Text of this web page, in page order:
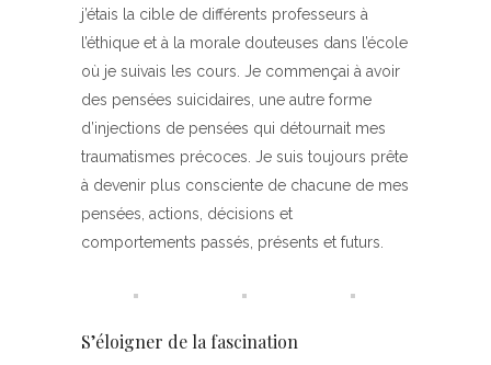
j’étais la cible de différents professeurs à
l’éthique et à la morale douteuses dans l’école
où je suivais les cours. Je commençai à avoir
des pensées suicidaires, une autre forme
d’injections de pensées qui détournait mes
traumatismes précoces. Je suis toujours prête
à devenir plus consciente de chacune de mes
pensées, actions, décisions et
comportements passés, présents et futurs.
S’éloigner de la fascination